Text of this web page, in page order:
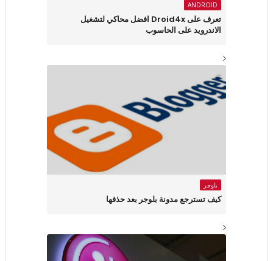
ANDROID
تعرف على Droid4x افضل محاكي لتشغيل
الاندرويد على الحاسوب
بلوجر
كيف تسترجع مدونة بلوجر بعد حذفها